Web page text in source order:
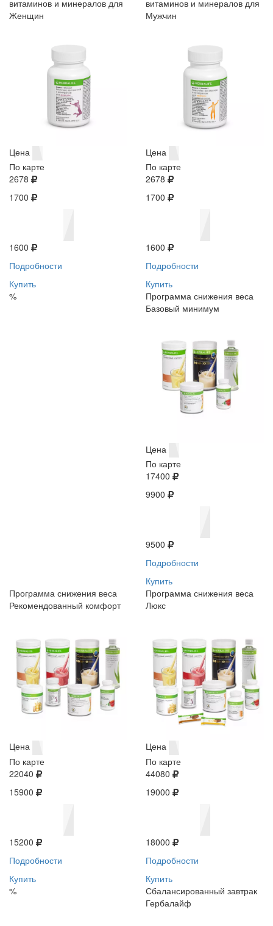
витаминов и минералов для
Женщин
Цена
По карте
2678
1700
1600
Подробности
Купить
%
витаминов и минералов для
Мужчин
Цена
По карте
2678
1700
1600
Подробности
Купить
Программа снижения веса
Базовый минимум
Цена
По карте
17400
9900
9500
Подробности
Купить
Программа снижения веса
Рекомендованный комфорт
Цена
По карте
22040
15900
15200
Подробности
Купить
%
Программа снижения веса
Люкс
Цена
По карте
44080
19000
18000
Подробности
Купить
Сбалансированный завтрак
Гербалайф